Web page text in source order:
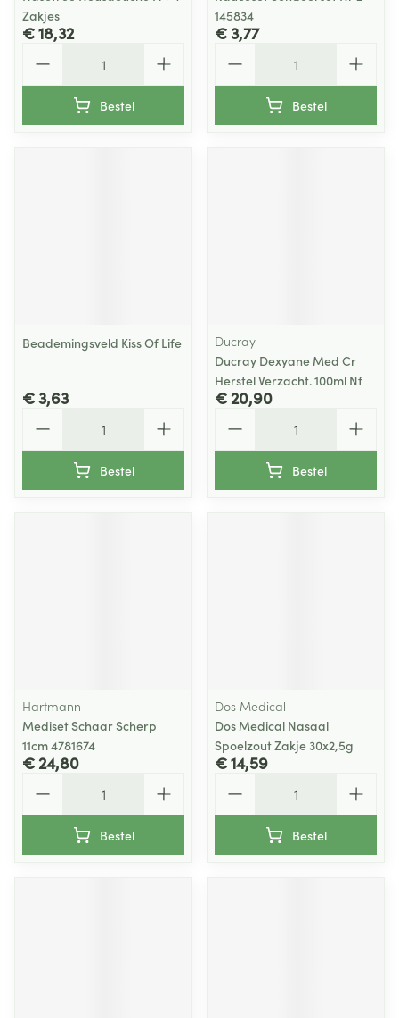
Zakjes
€ 18,32
Bestel
145834
€ 3,77
Bestel
Beademingsveld Kiss Of Life
€ 3,63
Bestel
Ducray
Ducray Dexyane Med Cr
Herstel Verzacht. 100ml Nf
€ 20,90
Bestel
Hartmann
Mediset Schaar Scherp
11cm 4781674
€ 24,80
Bestel
Dos Medical
Dos Medical Nasaal
Spoelzout Zakje 30x2,5g
€ 14,59
Bestel